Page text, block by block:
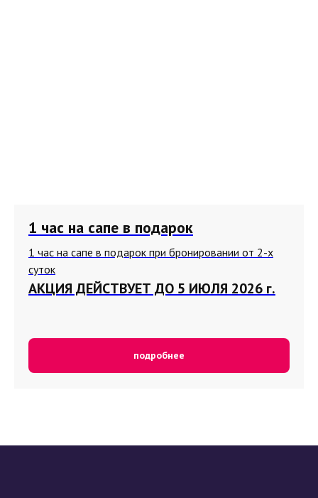
1 час на сапе в подарок
1 час на сапе в подарок при бронировании от 2-х
суток
АКЦИЯ ДЕЙСТВУЕТ ДО 5 ИЮЛЯ 2026 г.
подробнее